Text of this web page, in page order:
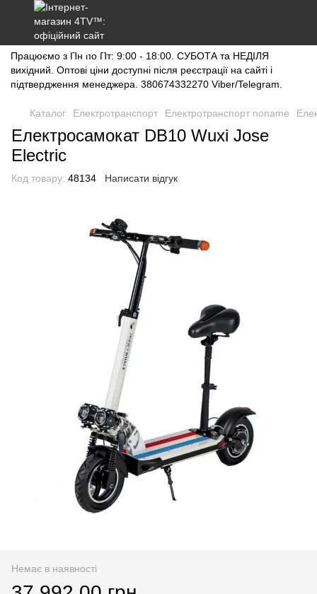
Працюємо з Пн по Пт: 9:00 - 18:00. СУБОТА та НЕДІЛЯ
вихідний. Оптові ціни доступні після реєстрації на сайті і
підтвердження менеджера. 380674332270 Viber/Telegram.
Каталог Електротранспорт Електротранспорт noname
Електросамокат DB10 Wuxi Jose
Electric
Код товару: 48134 Написати відгук
Немає в наявності